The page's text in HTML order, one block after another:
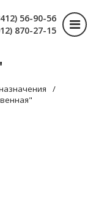
56-90-56
870-27-15